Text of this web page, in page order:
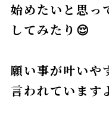
始めたいと思っ
してみたり😌
願い事が叶いや
言われています